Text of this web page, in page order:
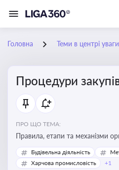
Головна Теми в центрі уваги
Процедури
ПРО ЩО ТЕМА:
Правила, етапи та механізми
проведення закупівель товарів,
державні чи публічні кошти
Будівельна діяльність
Харчова промисловість
+1